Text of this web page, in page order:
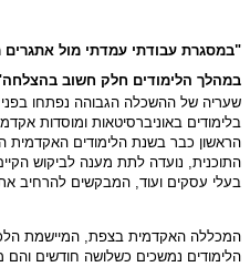
"במסגרת עבודתי עמדתי מול
במהלך הלימודים חלק חשוב
שעריה של ההשכלה הגבוהה נפתחו
הראשון כבר בשנת הלימודים
התוכנית, נועדה לתת מענה לביקוש
בעלי עסקים ועוד, המבקשים להרחיב
המכללה האקדמית בצפת, המיישמת
הלימודים נמשכים כשלושה חודשים